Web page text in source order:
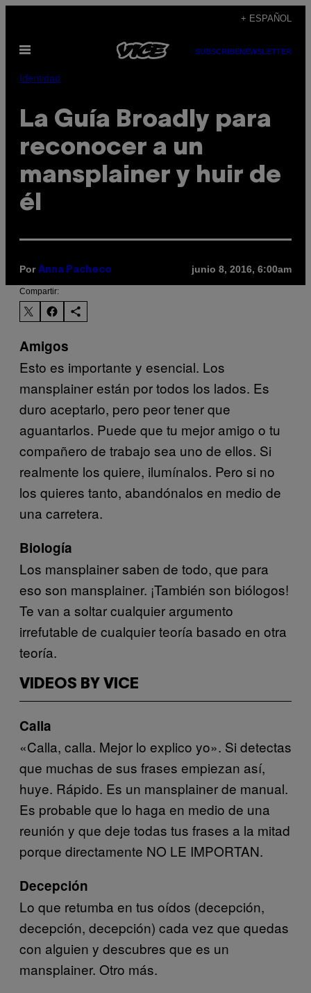
contenido
+ ESPAÑOL
Abrir
SUBSCRIBENEWSLETTER
Identidad
La Guía Broadly para
reconocer a un
mansplainer y huir de
él
Por Anna Pacheco junio 8, 2016, 6:00am
Compartir:
Amigos
Esto es importante y esencial. Los
mansplainer están por todos los lados. Es
duro aceptarlo, pero peor tener que
aguantarlos. Puede que tu mejor amigo o tu
compañero de trabajo sea uno de ellos. Si
realmente los quiere, ilumínalos. Pero si no
los quieres tanto, abandónalos en medio de
una carretera.
Biología
Los mansplainer saben de todo, que para
eso son mansplainer. ¡También son biólogos!
Te van a soltar cualquier argumento
irrefutable de cualquier teoría basado en otra
teoría.
VIDEOS BY VICE
Calla
«Calla, calla. Mejor lo explico yo». Si detectas
que muchas de sus frases empiezan así,
huye. Rápido. Es un mansplainer de manual.
Es probable que lo haga en medio de una
reunión y que deje todas tus frases a la mitad
porque directamente NO LE IMPORTAN.
Decepción
Lo que retumba en tus oídos (decepción,
decepción, decepción) cada vez que quedas
con alguien y descubres que es un
mansplainer. Otro más.